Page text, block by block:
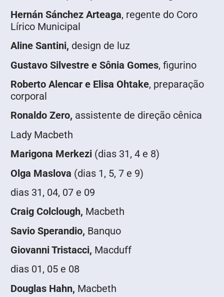
Hernán Sánchez Arteaga, regente do Coro
Lírico Municipal
Aline Santini, design de luz
Gustavo Silvestre e Sônia Gomes, figurino
Roberto Alencar e Elisa Ohtake, preparação
corporal
Ronaldo Zero, assistente de direção cênica
Lady Macbeth
Marigona Merkezi (dias 31, 4 e 8)
Olga Maslova (dias 1, 5, 7 e 9)
dias 31, 04, 07 e 09
Craig Colclough, Macbeth
Savio Sperandio, Banquo
Giovanni Tristacci, Macduff
dias 01, 05 e 08
Douglas Hahn, Macbeth